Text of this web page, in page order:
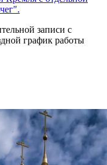
записи с
график работы